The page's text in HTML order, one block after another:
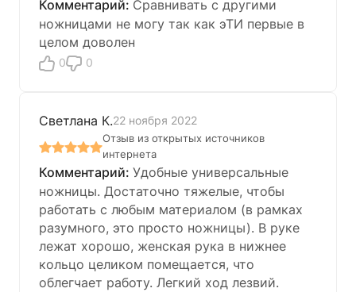
Сравнивать с другими
ножницами не могу так как эТИ первые в
целом доволен
0 0
Светлана К.22 ноября 2022
Отзыв из открытых источников
интернета
Удобные универсальные
ножницы. Достаточно тяжелые, чтобы
работать с любым материалом (в рамках
разумного, это просто ножницы). В руке
лежат хорошо, женская рука в нижнее
кольцо целиком помещается, что
облегчает работу. Легкий ход лезвий.